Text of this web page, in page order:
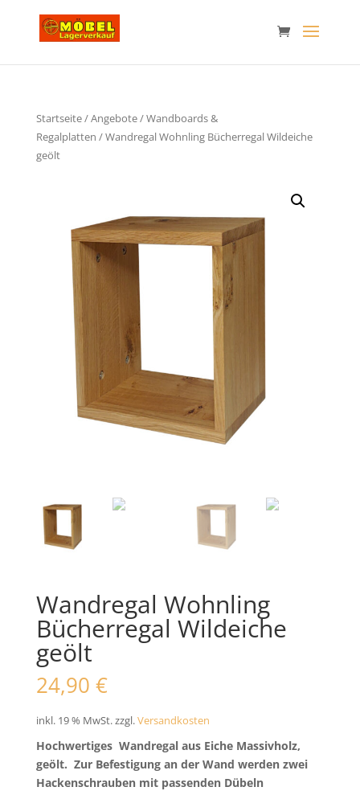
Startseite/Angebote/Wandboards &
Regalplatten / Wandregal Wohnling Bücherregal Wildeiche
geölt
Wandregal Wohnling
Bücherregal Wildeiche
geölt
24,90 €
inkl. 19 % MwSt.zzgl.Versandkosten
Hochwertiges Wandregal aus Eiche Massivholz,
geölt. Zur Befestigung an der Wand werden zwei
Hackenschrauben mit passenden Dübeln